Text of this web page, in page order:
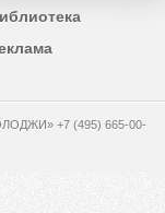
+7 (495) 665-00-